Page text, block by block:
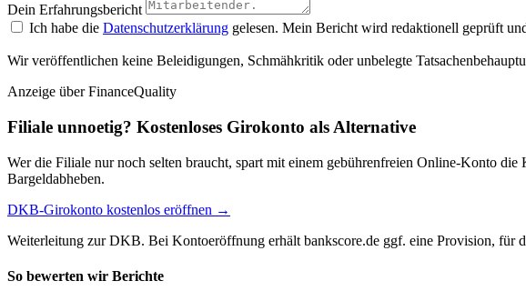
Dein Erfahrungsbericht
Ich habe die Datenschutzerklärung gelesen. Mein Bericht wird redaktionell geprüft
Wir veröffentlichen keine Beleidigungen, Schmähkritik oder unbelegte
Anzeige über FinanceQuality
Filiale unnoetig? Kostenloses Girokonto als Alternative
Wer die Filiale nur noch selten braucht, spart mit einem gebührenfreien Online-Konto
Bargeldabheben.
DKB-Girokonto kostenlos eröffnen →
Weiterleitung zur DKB. Bei Kontoeröffnung erhält bankscore.de ggf. eine Provision, für
So bewerten wir Berichte